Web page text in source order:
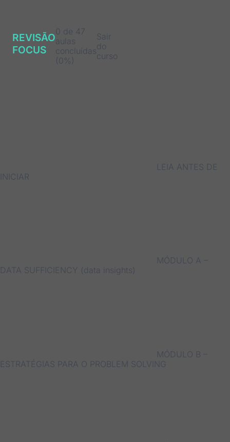
REVISÃO
FOCUS
0 de 47
aulas
concluídas
(0%)
Sair
do
curso
LEIA ANTES DE
INICIAR
MÓDULO A –
DATA SUFFICIENCY (data insights)
MÓDULO B –
ESTRATÉGIAS PARA O PROBLEM SOLVING